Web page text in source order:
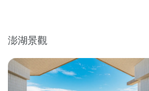
澎湖景觀